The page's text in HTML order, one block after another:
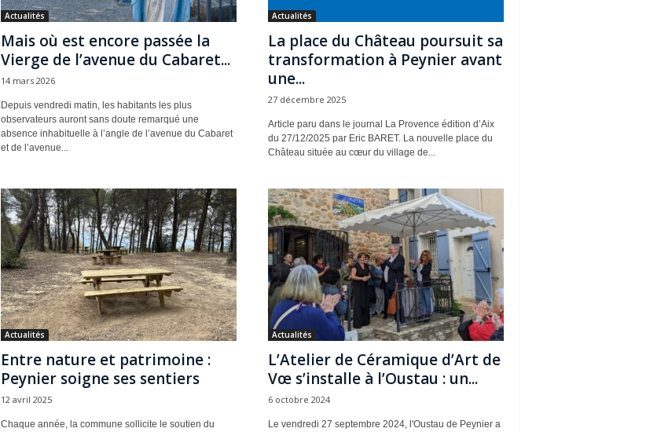
Actualités
Mais où est encore passée la
Vierge de l’avenue du Cabaret...
14 mars 2026
Depuis vendredi matin, les habitants les plus
observateurs auront sans doute remarqué une
absence inhabituelle à l’angle de l’avenue du Cabaret
et de l’avenue...
Actualités
La place du Château poursuit sa
transformation à Peynier avant
une...
27 décembre 2025
Article paru dans le journal La Provence édition d’Aix
du 27/12/2025 par Eric BARET. La nouvelle place du
Château située au cœur du village de...
Actualités
Entre nature et patrimoine :
Peynier soigne ses sentiers
12 avril 2025
Chaque année, la commune sollicite le soutien du
Actualités
L’Atelier de Céramique d’Art de
Vœ s’installe à l’Oustau : un...
6 octobre 2024
Le vendredi 27 septembre 2024, l'Oustau de Peynier a